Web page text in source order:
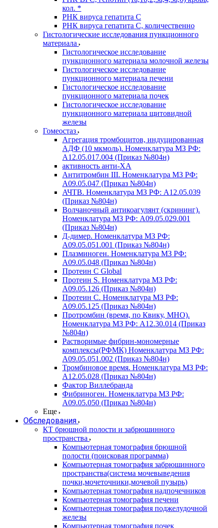
кол. *
РНК вируса гепатита C
РНК вируса гепатита C, количественно
Гистологические исследования пункционного
материала
Гистологическое исследование
пункционного материала молочной железы
Гистологическое исследование
пункционного материала печени
Гистологическое исследование
пункционного материала почек
Гистологическое исследование
пункционного материала щитовидной
железы
Гомеостаз
Агрегация тромбоцитов, индуцированная
АДФ (10 мкмоль). Номенклатура МЗ РФ:
A12.05.017.004 (Приказ №804н)
активность анти-ХА
Антитромбин III. Номенклатура МЗ РФ:
A09.05.047 (Приказ №804н)
АЧТВ. Номенклатура МЗ РФ: A12.05.039
(Приказ №804н)
Волчаночный антикоагулянт (скрининг).
Номенклатура МЗ РФ: A09.05.029.001
(Приказ №804н)
Д-димер. Номенклатура МЗ РФ:
A09.05.051.001 (Приказ №804н)
Плазминоген. Номенклатура МЗ РФ:
A09.05.048 (Приказ №804н)
Протеин C Global
Протеин S. Номенклатура МЗ РФ:
A09.05.126 (Приказ №804н)
Протеин С. Номенклатура МЗ РФ:
A09.05.125 (Приказ №804н)
Протромбин (время, по Квику, МНО).
Номенклатура МЗ РФ: A12.30.014 (Приказ
№804н)
Растворимые фибрин-мономерные
комплексы(РФМК) Номенклатура МЗ РФ:
A09.05.051.002 (Приказ №804н)
Тромбиновое время. Номенклатура МЗ РФ:
A12.05.028 (Приказ №804н)
Фактор Виллебранда
Фибриноген. Номенклатура МЗ РФ:
A09.05.050 (Приказ №804н)
Еще
Обследования
КТ брюшной полости и забрюшинного
пространства
Компьютерная томография брюшной
полости (поисковая программа)
Компьютерная томография забрюшинного
пространства(система мочевыведения
почки,мочеточники,мочевой пузырь)
Компьютерная томография надпочечников
Компьютерная томография печени
Компьютерная томография поджелудочной
железы
Компьютерная томография почек